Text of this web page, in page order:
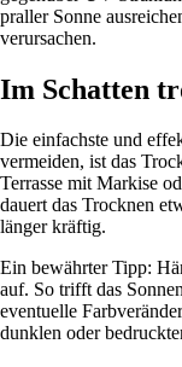
praller Sonne
verursachen.
Im Schatten
Die einfachste und
vermeiden, ist das
Terrasse mit Markise
dauert das Trocknen
länger kräftig.
Ein bewährter Tipp:
auf. So trifft das
eventuelle
dunklen oder